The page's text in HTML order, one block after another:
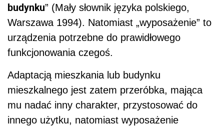
budynku” (Mały słownik języka polskiego,
Warszawa 1994). Natomiast „wyposażenie” to
urządzenia potrzebne do prawidłowego
funkcjonowania czegoś.
Adaptacją mieszkania lub budynku
mieszkalnego jest zatem przeróbka, mająca
mu nadać inny charakter, przystosować do
innego użytku, natomiast wyposażenie